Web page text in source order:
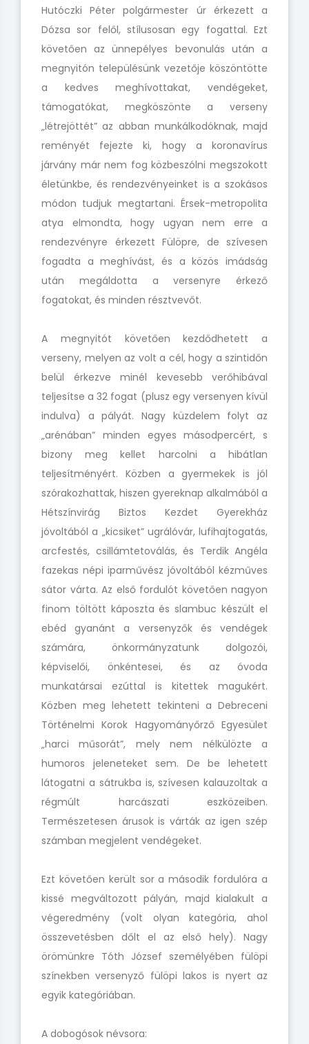
Hutóczki Péter polgármester úr érkezett a
Dózsa sor felől, stílusosan egy fogattal. Ezt
követően az ünnepélyes bevonulás után a
megnyitón településünk vezetője köszöntötte
a kedves meghívottakat, vendégeket,
támogatókat, megköszönte a verseny
„létrejöttét” az abban munkálkodóknak, majd
reményét fejezte ki, hogy a koronavírus
járvány már nem fog közbeszólni megszokott
életünkbe, és rendezvényeinket is a szokásos
módon tudjuk megtartani. Érsek-metropolita
atya elmondta, hogy ugyan nem erre a
rendezvényre érkezett Fülöpre, de szívesen
fogadta a meghívást, és a közös imádság
után megáldotta a versenyre érkező
fogatokat, és minden résztvevőt.
A megnyitót követően kezdődhetett a
verseny, melyen az volt a cél, hogy a szintidőn
belül érkezve minél kevesebb verőhibával
teljesítse a 32 fogat (plusz egy versenyen kívül
indulva) a pályát. Nagy küzdelem folyt az
„arénában” minden egyes másodpercért, s
bizony meg kellet harcolni a hibátlan
teljesítményért. Közben a gyermekek is jól
szórakozhattak, hiszen gyereknap alkalmából a
Hétszínvirág Biztos Kezdet Gyerekház
jóvoltából a „kicsiket” ugrálóvár, lufihajtogatás,
arcfestés, csillámtetoválás, és Terdik Angéla
fazekas népi iparművész jóvoltából kézműves
sátor várta. Az első fordulót követően nagyon
finom töltött káposzta és slambuc készült el
ebéd gyanánt a versenyzők és vendégek
számára, önkormányzatunk dolgozói,
képviselői, önkéntesei, és az óvoda
munkatársai ezúttal is kitettek magukért.
Közben meg lehetett tekinteni a Debreceni
Történelmi Korok Hagyományőrző Egyesület
„harci műsorát”, mely nem nélkülözte a
humoros jeleneteket sem. De be lehetett
látogatni a sátrukba is, szívesen kalauzoltak a
régmúlt harcászati eszközeiben.
Természetesen árusok is várták az igen szép
számban megjelent vendégeket.
Ezt követően került sor a második fordulóra a
kissé megváltozott pályán, majd kialakult a
végeredmény (volt olyan kategória, ahol
összevetésben dőlt el az első hely). Nagy
örömünkre Tóth József személyében fülöpi
színekben versenyző fülöpi lakos is nyert az
egyik kategóriában.
A dobogósok névsora: